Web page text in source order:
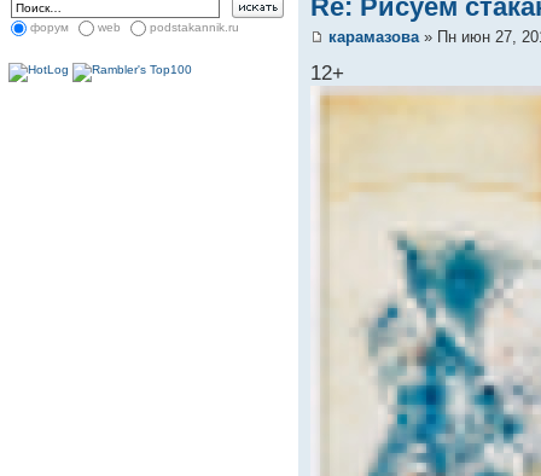
форум web podstakannik.ru
Re: Рисуем
карамазова» Пн июн 27,
12+